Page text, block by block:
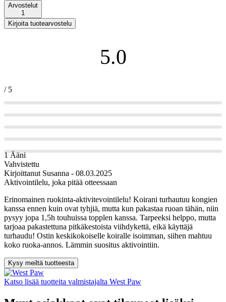
Arvostelut
1
5.0
/ 5
1 Ääni
Vahvistettu
Kirjoittanut Susanna - 08.03.2025
Aktivointilelu, joka pitää otteessaan
Erinomainen ruokinta-aktivitevointilelu! Koirani turhautuu kongien
kanssa ennen kuin ovat tyhjiä, mutta kun pakastaa ruoan tähän, niin
pysyy jopa 1,5h touhuissa topplen kanssa. Tarpeeksi helppo, mutta
tarjoaa pakastettuna pitkäkestoista viihdykettä, eikä käyttäjä
turhaudu! Ostin keskikokoiselle koiralle isoimman, siihen mahtuu
koko ruoka-annos. Lämmin suositus aktivointiin.
Kysy meiltä tuotteesta
Katso lisää tuotteita valmistajalta West Paw